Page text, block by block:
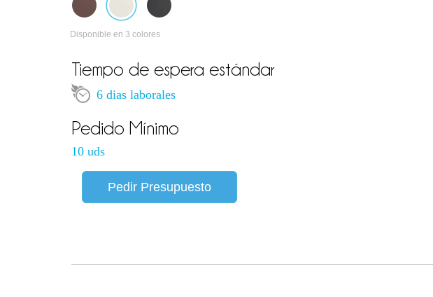
Disponible en 3 colores
Tiempo de espera estándar
6 dias laborales
Pedido Mínimo
10 uds
Pedir Presupuesto